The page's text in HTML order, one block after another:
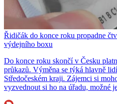
Řidičák do konce roku propadne
výdejního boxu
Do konce roku skončí v Česku
průkazů. Výměna se týká hlavně
Středočeském kraji. Zájemci si
vyzvednout si ho na úřadu, možné